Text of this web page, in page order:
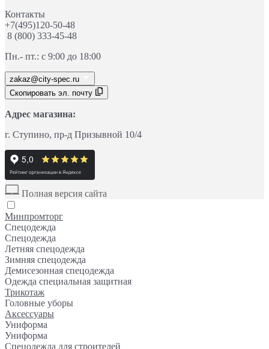
Контакты
+7(495)120-50-48
8 (800) 333-45-48
Пн.- пт.: с 9:00 до 18:00
zakaz@city-spec.ru
Скопировать эл. почту
Адрес магазина:
г. Ступино, пр-д Призывной 10/4
Полная версия сайта
Минпромторг
Спецодежда
Спецодежда
Летняя спецодежда
Зимняя спецодежда
Демисезонная спецодежда
Одежда специальная защитная
Трикотаж
Головные уборы
Аксессуары
Униформа
Униформа
Спецодежда для строителей